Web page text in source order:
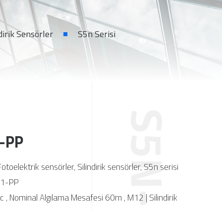
Sensörler S5n Serisi
sensörler, Silindirik sensörler, S5n serisi
PP
, Nominal Algılama Mesafesi 60m , M12 | Silindirik